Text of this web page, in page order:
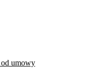
od umowy